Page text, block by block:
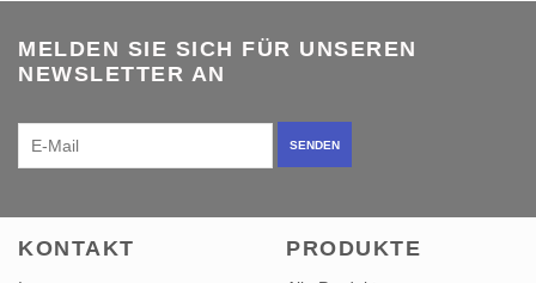
NEWSLETTER AN
KONTAKT
Impressum
PRODUKTE
Alle Produkte